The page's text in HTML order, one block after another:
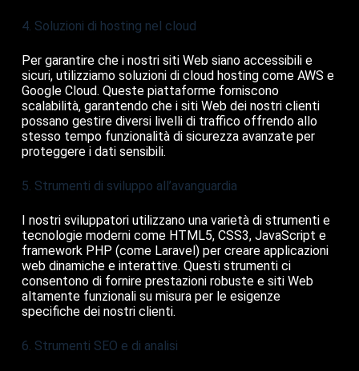
4. Soluzioni di hosting nel cloud
Per garantire che i nostri siti Web siano accessibili e
sicuri, utilizziamo soluzioni di cloud hosting come AWS e
Google Cloud. Queste piattaforme forniscono
scalabilità, garantendo che i siti Web dei nostri clienti
possano gestire diversi livelli di traffico offrendo allo
stesso tempo funzionalità di sicurezza avanzate per
proteggere i dati sensibili.
5. Strumenti di sviluppo all’avanguardia
I nostri sviluppatori utilizzano una varietà di strumenti e
tecnologie moderni come HTML5, CSS3, JavaScript e
framework PHP (come Laravel) per creare applicazioni
web dinamiche e interattive. Questi strumenti ci
consentono di fornire prestazioni robuste e siti Web
altamente funzionali su misura per le esigenze
specifiche dei nostri clienti.
6. Strumenti SEO e di analisi